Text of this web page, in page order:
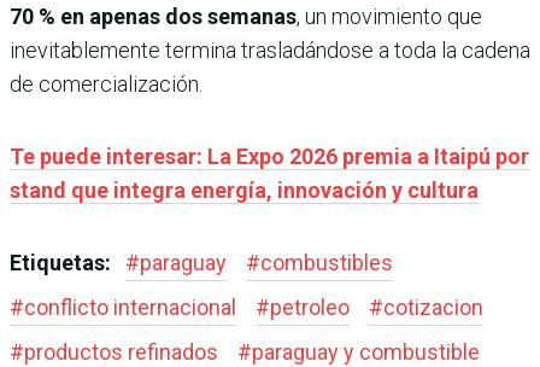
70 % en apenas dos semanas, un movimiento que
inevitablemente termina trasladándose a toda la cadena
de comercialización.
Te puede interesar: La Expo 2026 premia a Itaipú por
stand que integra energía, innovación y cultura
Etiquetas: #paraguay #combustibles
#conflicto internacional #petroleo #cotizacion
#productos refinados #paraguay y combustible